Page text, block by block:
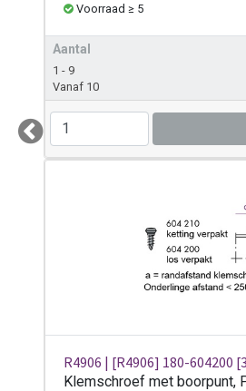
Voorraad ≥ 5
Aantal
1 - 9
Vanaf 10
R4906 | [R4906] 180-604200
Klemschroef met boorpunt,
Previous